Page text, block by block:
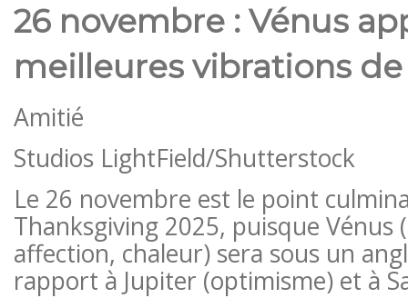
26 novembre : Vénus
meilleures vibrations
Amitié
Studios LightField/Shutterstock
Le 26 novembre est le point
Thanksgiving 2025, puisque Vénus
affection, chaleur) sera sous un
rapport à Jupiter (optimisme) et à